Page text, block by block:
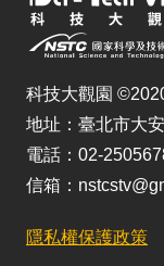
科技大觀園
地址：臺北市大
電話：02-
信箱：
隱私權保護政策